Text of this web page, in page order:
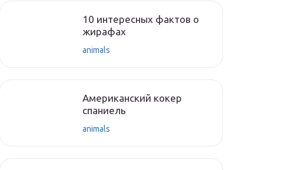
10 интересных фактов о
жирафах
animals
Американский кокер
спаниель
animals